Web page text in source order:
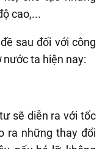
cao,...
sau đối với công
ta hiện nay:
sẽ diễn ra với tốc
ra những thay đổi